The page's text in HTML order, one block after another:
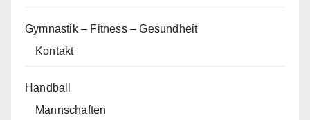
Gymnastik – Fitness – Gesundheit
Kontakt
Handball
Mannschaften